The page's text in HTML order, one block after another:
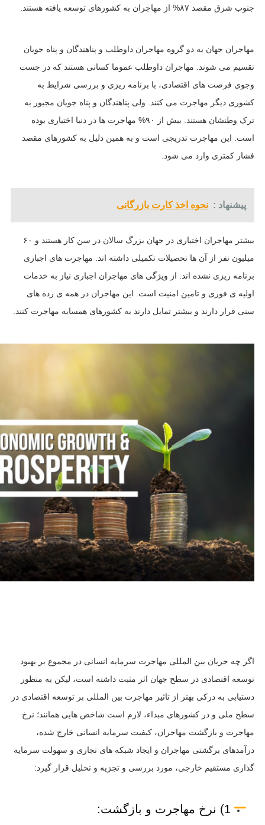
جنوب شرق مقصد ۸۷% از مهاجران به کشورهای توسعه یافته هستند.
مهاجران جهان به دو گروه مهاجران داوطلب و پناهندگان و پناه جویان
تقسیم می شوند. مهاجران داوطلب عموما کسانی هستند که در جست
وجوی فرصت های اقتصادی، با برنامه ریزی و بررسی شرایط به
کشوری دیگر مهاجرت می کنند. ولی پناهندگان و پناه جویان مجبور به
ترک وطنشان هستند. بیش از ۹۰% مهاجرت ها در دنیا اختیاری بوده
است. این مهاجرت تدریجی است و به همین دلیل به کشورهای مقصد
فشار کمتری وارد می شود.
پیشنهاد : نحوه اخذ کارت بازرگانی
بیشتر مهاجران اختیاری در جهان بزرگ سالان در سن کار هستند و ۶۰
میلیون نفر از آن ها تحصیلات تکمیلی داشته اند. مهاجرت های اجباری
برنامه ریزی نشده اند. از ویژگی های مهاجران اجباری نیاز به خدمات
اولیه ی فوری و تامین امنیت است. این مهاجران در همه ی رده های
سنی قرار دارند و بیشتر تمایل دارند به کشورهای همسایه مهاجرت کنند.
اگر چه جریان بین المللی مهاجرت سرمایه انسانی در مجموع بر بهبود
توسعه اقتصادی در سطح جهان اثر مثبت داشته است، لیکن به منظور
دستیابی به درکی بهتر از تاثیر مهاجرت بین المللی بر توسعه اقتصادی در
سطح ملی و در کشورهای مبداء، لازم است شاخص هایی همانند؛ نرخ
مهاجرت و بازگشت مهاجران، کیفیت سرمایه انسانی خارج شده،
درآمدهای برگشتی مهاجران و ایجاد شبکه های تجاری و سهولت سرمایه
گذاری مستقیم خارجی، مورد بررسی و تجزیه و تحلیل قرار گیرد:
1) نرخ مهاجرت و بازگشت: